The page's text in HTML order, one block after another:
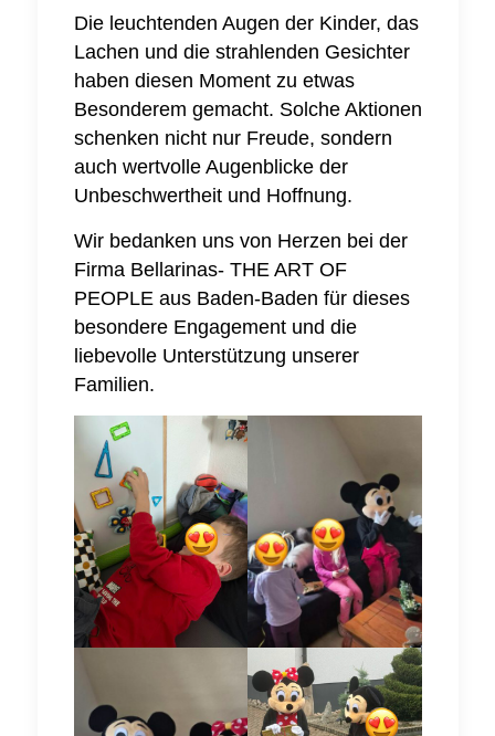
Die leuchtenden Augen der Kinder, das
Lachen und die strahlenden Gesichter
haben diesen Moment zu etwas
Besonderem gemacht. Solche Aktionen
schenken nicht nur Freude, sondern
auch wertvolle Augenblicke der
Unbeschwertheit und Hoffnung.
Wir bedanken uns von Herzen bei der
Firma Bellarinas- THE ART OF
PEOPLE aus Baden-Baden für dieses
besondere Engagement und die
liebevolle Unterstützung unserer
Familien.